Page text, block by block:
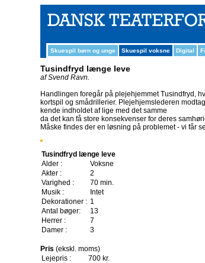
Skuespil børn og unge Skuespil voksne Digital
Tusindfryd længe leve
af Svend Ravn.
Handlingen foregår på plejehjemmet Tusindfryd,
kortspil og smådrillerier. Plejehjemslederen
kende indholdet af lige med det samme
da det kan få store konsekvenser for deres
Måske findes der en løsning på problemet - vi får
Tusindfryd længe leve
Alder :
Voksne
Akter :
2
Varighed :
70 min.
Musik :
Intet
Dekorationer : 1
Antal bøger:
13
Herrer :
7
Damer :
3
Pris (ekskl. moms)
Lejepris :
700 kr.